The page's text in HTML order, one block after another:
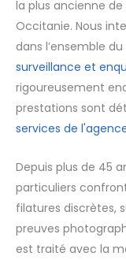
la plus ancienne
Occitanie. Nous
dans l’ensemble
surveillance et
rigoureusement
prestations sont
services de
Depuis plus de 45
particuliers
filatures discrètes,
preuves
est traité avec la